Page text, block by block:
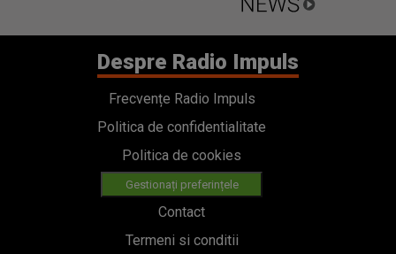
Despre Radio Impuls
Frecvențe Radio Impuls
Politica de confidentialitate
Politica de cookies
Gestionați preferințele
Contact
Termeni si conditii